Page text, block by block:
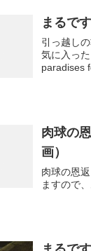
まるです
引っ越し
気に入っ
paradises
肉球の
画）
肉球の恩返し。
ますので